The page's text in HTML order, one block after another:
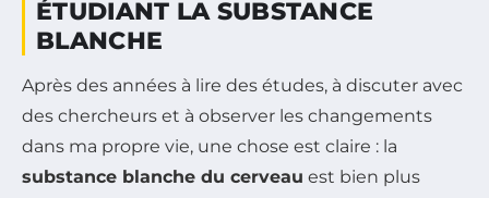
ÉTUDIANT LA SUBSTANCE
BLANCHE
Après des années à lire des études, à discuter avec
des chercheurs et à observer les changements
dans ma propre vie, une chose est claire : la
substance blanche du cerveau est bien plus